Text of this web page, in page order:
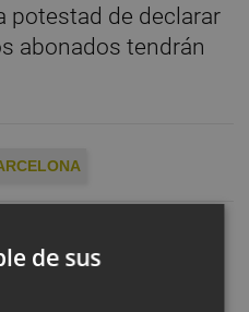
potestad de declarar
abonados tendrán
de sus